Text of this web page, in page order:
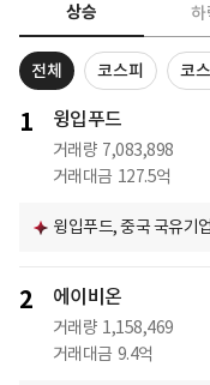
상승 하
전체 코스피 코
1 윙입푸드
거래량 7,083,898
거래대금 127.5억
윙입푸드, 중국 국유기
2 에이비온
거래량 1,158,469
거래대금 9.4억